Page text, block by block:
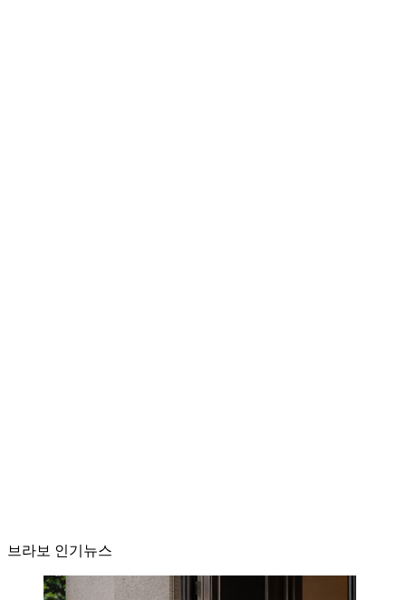
브라보 인기뉴스